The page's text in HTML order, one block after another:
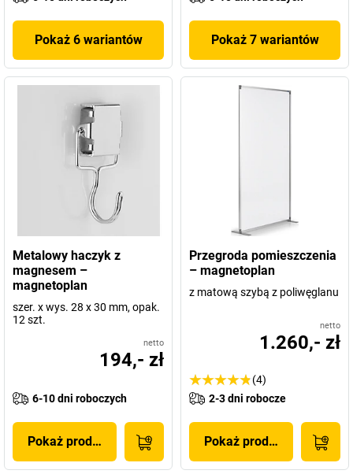
Pokaż 6 wariantów Pokaż 7 wariantów
Metalowy haczyk z
magnesem –
magnetoplan
szer. x wys. 28 x 30 mm, opak.
12 szt.
netto
194,- zł
6-10 dni roboczych
Pokaż produkt
Przegroda pomieszczenia
– magnetoplan
z matową szybą z poliwęglanu
netto
1.260,- zł
(4)
2-3 dni robocze
Pokaż produkt